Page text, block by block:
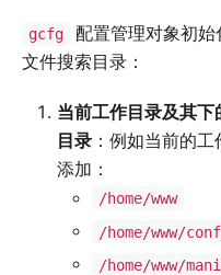
gcfg
配置管理对象初
文件搜索目录：
当前工作目录及其下
目录 ：例如当前的
添加：
/home/www
/home/www/
/home/www/